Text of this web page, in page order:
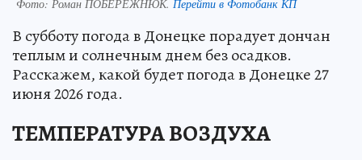
Фото: Роман ПОБЕРЕЖНЮК. Перейти в Фотобанк КП
В субботу погода в Донецке порадует дончан
теплым и солнечным днем без осадков.
Расскажем, какой будет погода в Донецке 27
июня 2026 года.
ТЕМПЕРАТУРА ВОЗДУХА